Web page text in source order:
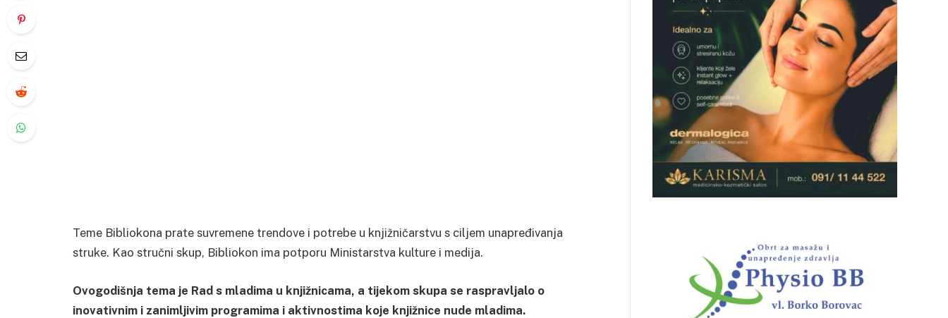
Teme Bibliokona prate suvremene trendove i potrebe u knjižničarstvu s ciljem unapređivanja
struke. Kao stručni skup, Bibliokon ima potporu Ministarstva kulture i medija.
Ovogodišnja tema je Rad s mladima u knjižnicama, a tijekom skupa se raspravljalo o
inovativnim i zanimljivim programima i aktivnostima koje knjižnice nude mladima.